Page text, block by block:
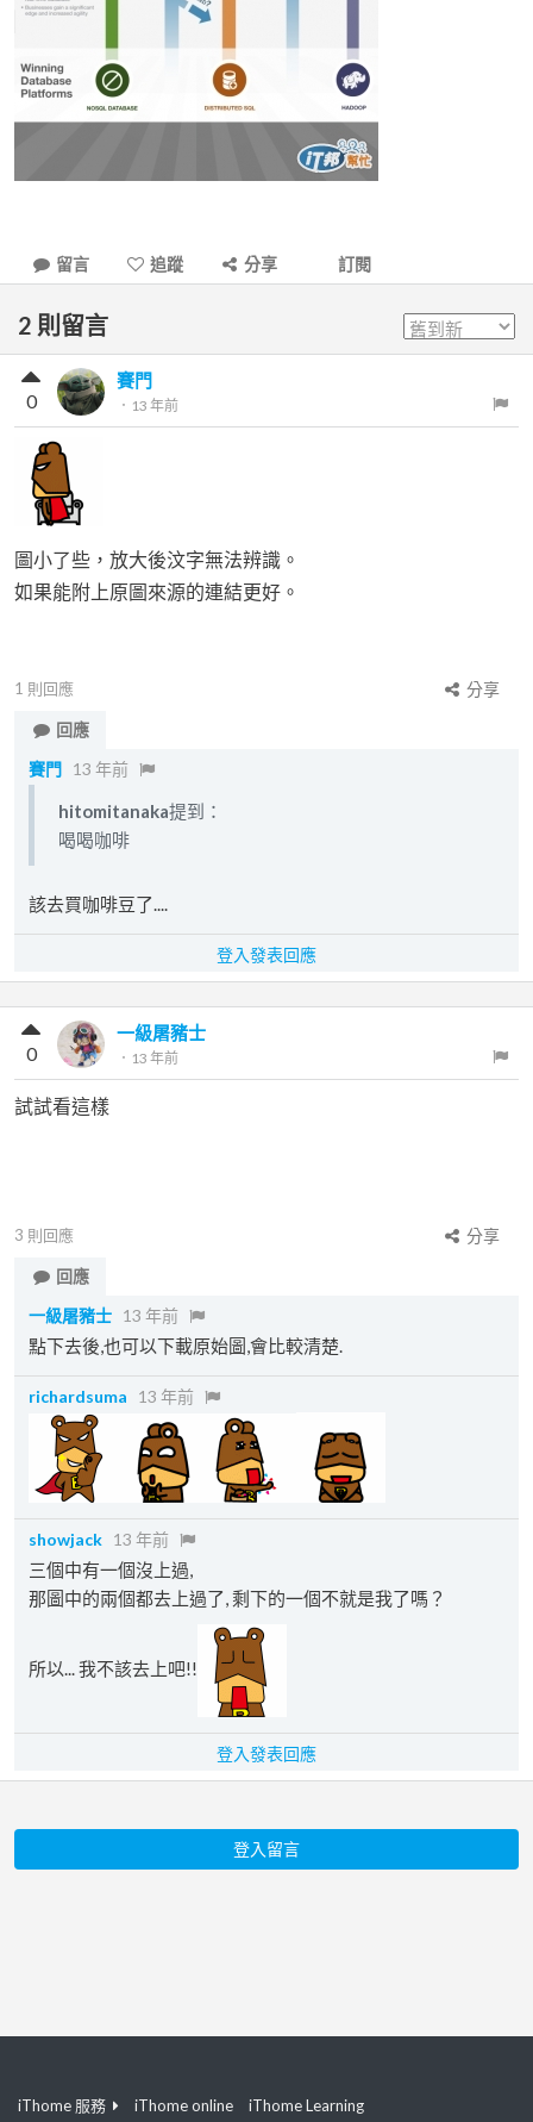
留言 追蹤 分享 訂閱
2 則留言
賽門
． 13 年前
0
圖小了些，放大後汶字無法辨識。
如果能附上原圖來源的連結更好。
1 則回應
分享
回應
賽門 13 年前
hitomitanaka提到：
喝喝咖啡
該去買咖啡豆了....
登入發表回應
一級屠豬士
． 13 年前
0
試試看這樣
3 則回應
分享
回應
一級屠豬士 13 年前
點下去後,也可以下載原始圖,會比較清楚.
richardsuma 13 年前
showjack 13 年前
三個中有一個沒上過,
那圖中的兩個都去上過了, 剩下的一個不就是我了嗎？
所以... 我不該去上吧!!
登入發表回應
登入留言
iThome 服務 iThome online iThome Learning